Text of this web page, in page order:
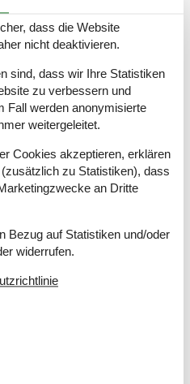
240 m
dass die Website
nicht deaktivieren.
sind, dass wir Ihre Statistiken
zu verbessern und
Fall werden anonymisierte
weitergeleitet.
Cookies akzeptieren, erklären
zu Statistiken), dass
an Dritte
Bezug auf Statistiken und/oder
widerrufen.